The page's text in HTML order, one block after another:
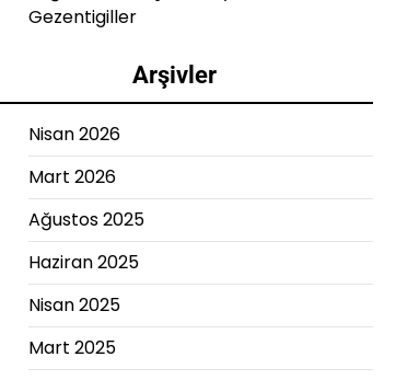
Gezentigiller
Arşivler
Nisan 2026
Mart 2026
Ağustos 2025
Haziran 2025
Nisan 2025
Mart 2025